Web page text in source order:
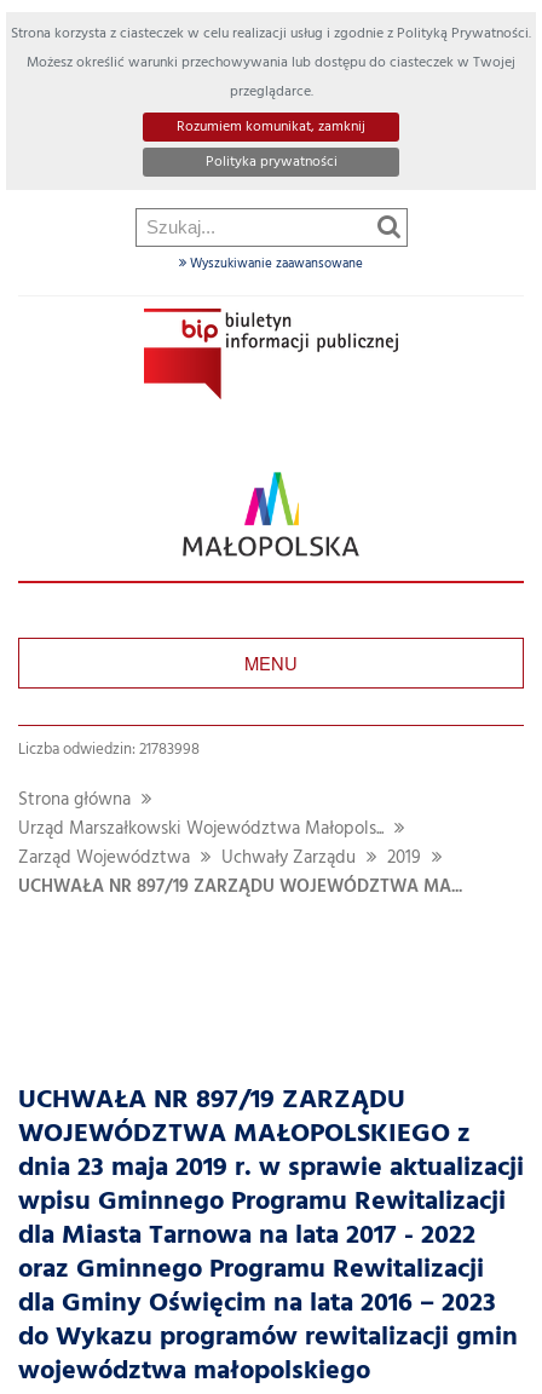
Strona korzysta z ciasteczek w celu realizacji usług i zgodnie z Polityką Prywatności.
Możesz określić warunki przechowywania lub dostępu do ciasteczek w Twojej
przeglądarce.
Rozumiem komunikat, zamknij
Polityka prywatności
Wyszukiwanie zaawansowane
MENU
Liczba odwiedzin: 21783998
Strona główna
Urząd Marszałkowski Województwa Małopols...
Zarząd Województwa
Uchwały Zarządu
2019
UCHWAŁA NR 897/19 ZARZĄDU WOJEWÓDZTWA MA...
UCHWAŁA NR 897/19 ZARZĄDU
WOJEWÓDZTWA MAŁOPOLSKIEGO z
dnia 23 maja 2019 r. w sprawie aktualizacji
wpisu Gminnego Programu Rewitalizacji
dla Miasta Tarnowa na lata 2017 - 2022
oraz Gminnego Programu Rewitalizacji
dla Gminy Oświęcim na lata 2016 – 2023
do Wykazu programów rewitalizacji gmin
województwa małopolskiego